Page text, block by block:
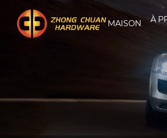
MAISON
À